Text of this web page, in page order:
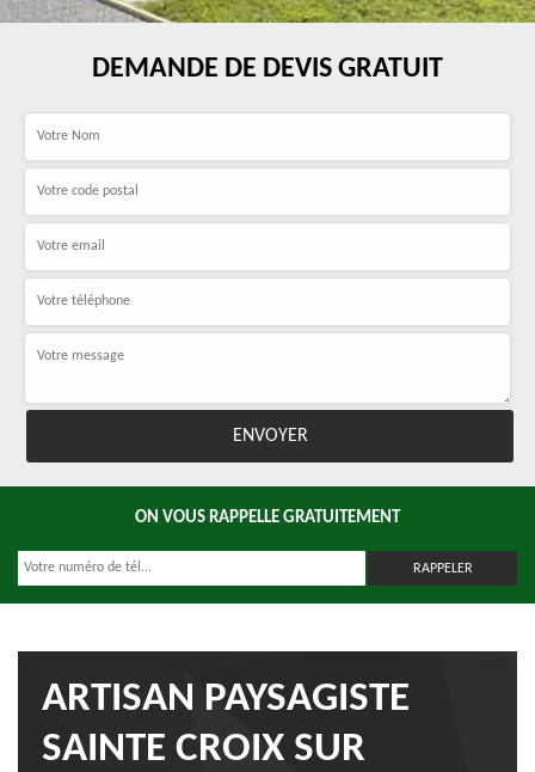
DEMANDE DE DEVIS GRATUIT
ON VOUS RAPPELLE GRATUITEMENT
ARTISAN PAYSAGISTE
SAINTE CROIX SUR